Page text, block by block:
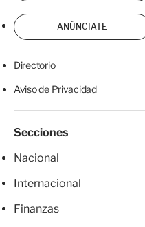
ANÚNCIATE
Directorio
Aviso de Privacidad
Secciones
Nacional
Internacional
Finanzas